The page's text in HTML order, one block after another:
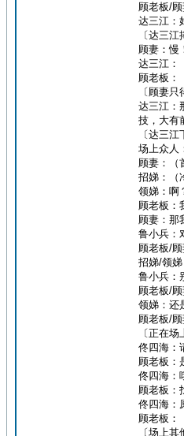
顾老板/
达三江：
〔达三
顾妻：慢
达三江：
顾老板：
〔顾妻
达三江：
技，大有
〔达三江
场上众人
顾妻：（
招娣：（
领娣：啊
顾老板：
顾妻：那
鲁小兵：
顾老板/
招娣/领
鲁小兵：
顾老板/顾
领娣：还
顾老板/顾
〔正在
佟四海：
顾老板：
佟四海：
顾老板：
佟四海：
顾老板：
〔场上其